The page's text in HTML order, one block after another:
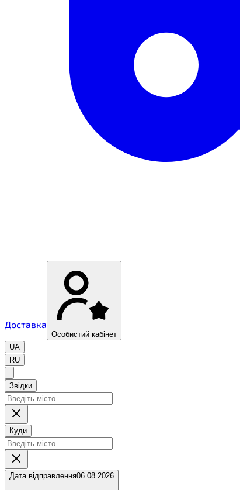
Доставка
Особистий кабінет
UA
RU
Звідки
Куди
Дата відправлення06.08.2026